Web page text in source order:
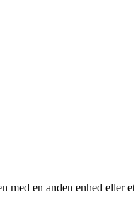
med en anden enhed eller